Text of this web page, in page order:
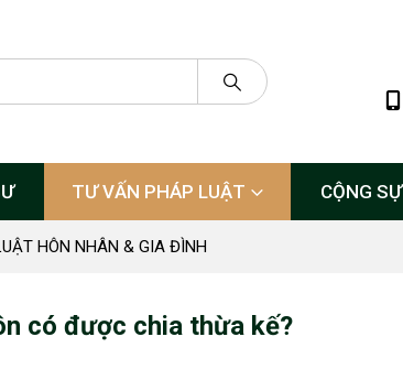
TƯ VẤN PHÁP LUẬT CỘNG SỰ
HÔN NHÂN & GIA ĐÌNH
có được chia thừa kế?